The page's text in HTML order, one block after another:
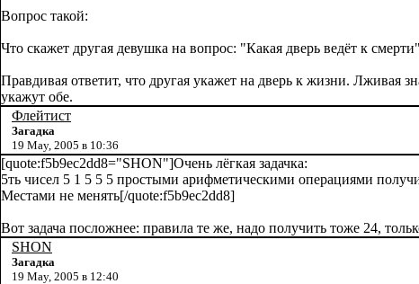
Вопрос такой:
Что скажет другая девушка на вопрос: "Какая дверь ведёт к
Правдивая ответит, что другая укажет на дверь к жизни. Лживая
укажут обе.
Флейтист
Загадка
19 May, 2005 в 10:36
[quote:f5b9ec2dd8="SHON"]Очень лёгкая задачка:
5ть чисел 5 1 5 5 5 простыми арифметическими операциями
Местами не менять[/quote:f5b9ec2dd8]
Вот задача посложнее: правила те же, надо получить тоже 24,
SHON
Загадка
19 May, 2005 в 12:40